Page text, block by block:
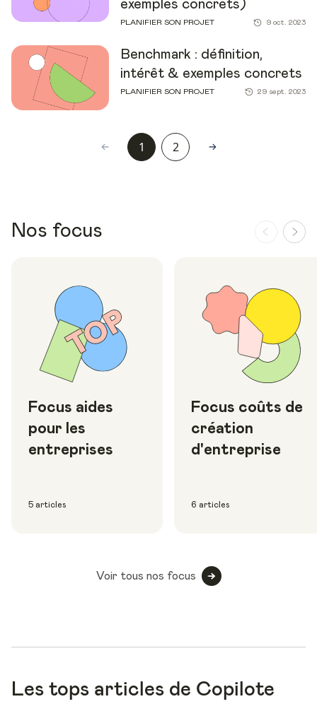
exemples concrets)
PLANIFIER SON PROJET 9 oct. 2023
Benchmark : définition,
intérêt & exemples concrets
PLANIFIER SON PROJET 29 sept. 2023
1 2
Nos focus
Focus aides
pour les
entreprises
5 articles
Focus coûts de
création
d'entreprise
6 articles
Voir tous nos focus
Les tops articles de Copilote